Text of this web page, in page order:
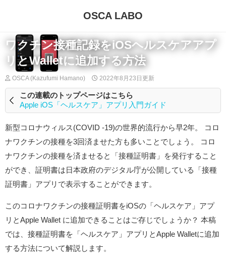
OSCA LABO
ワクチン接種記録をiOSヘルスケアアプ
リとWalletに追加する方法
OSCA (Kazufumi Hamano) 2022年8月23日 更新
この連載のトップページはこちら
Apple iOS「ヘルスケア」アプリ入門ガイド
新型コロナウィルス(COVID -19)の世界的流行から早2年。 コロ
ナワクチンの接種を3回済ませた方も多いことでしょう。 コロ
ナワクチンの接種を済ませると「接種証明書」を発行すること
ができ、証明書は日本政府のデジタル庁が公開している「接種
証明書」アプリで表示することができます。
このコロナワクチンの接種証明書をiOSの「ヘルスケア」アプ
リとApple Wallet に追加できることはご存じでしょうか？ 本稿
では、接種証明書を「ヘルスケア」アプリとApple Walletに追加
する方法について解説します。